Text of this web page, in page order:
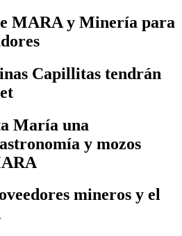
MARA y Minería para
Capillitas tendrán
María una
y mozos
mineros y el